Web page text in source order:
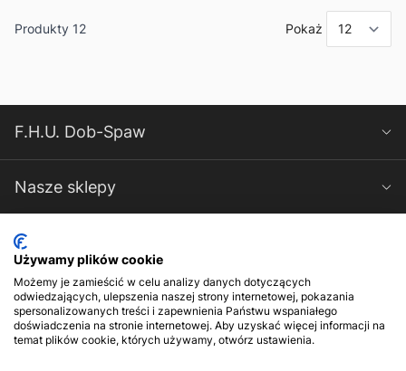
Produkty 12 Pokaż
F.H.U. Dob-Spaw
Nasze sklepy
Spawarki-Magnum
Kontakt
Używamy plików cookie
Możemy je zamieścić w celu analizy danych dotyczących
odwiedzających, ulepszenia naszej strony internetowej, pokazania
spersonalizowanych treści i zapewnienia Państwu wspaniałego
doświadczenia na stronie internetowej. Aby uzyskać więcej informacji na
temat plików cookie, których używamy, otwórz ustawienia.